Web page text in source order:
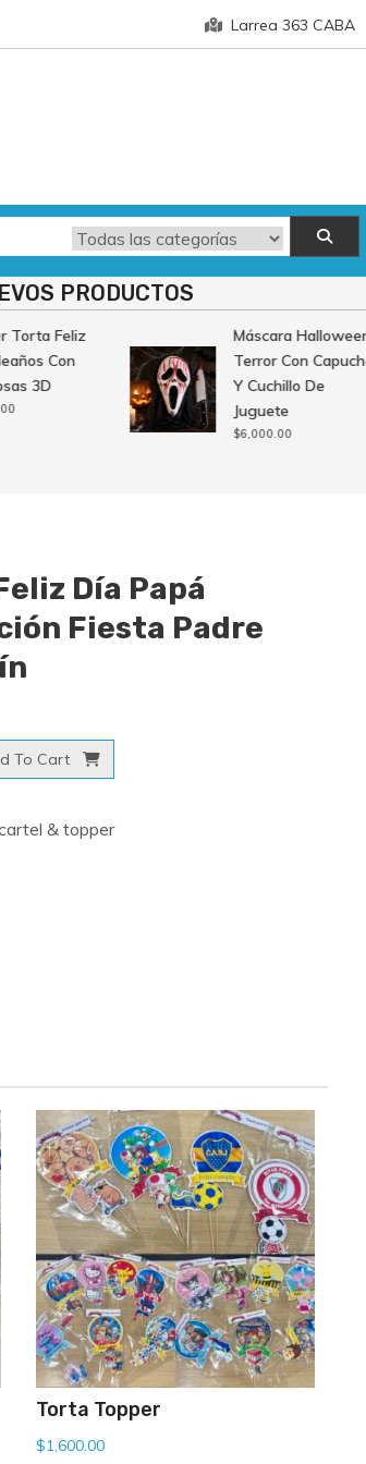
Larrea 363 CABA
PRODUCTOS
Torta Feliz
Con
3D
Máscara Halloween
Terror Con Capucha
Y Cuchillo De
Juguete
6,000.00
Día Papá
Fiesta Padre
To Cart
& topper
Torta Topper
$1,600.00